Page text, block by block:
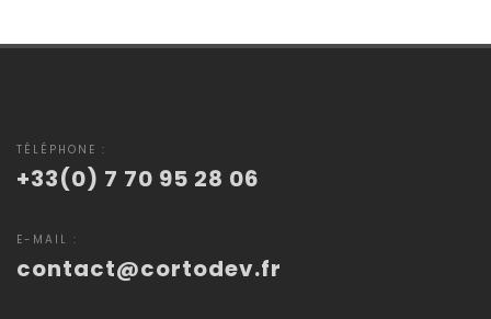
TÉLÉPHONE :
+33(0) 7 70 95 28 06
E-MAIL :
contact@cortodev.fr